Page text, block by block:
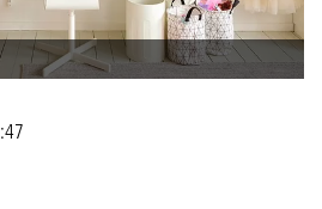
som hjälper dig.
byts mot ryggsäckar,
Kalendern fylls med möten,